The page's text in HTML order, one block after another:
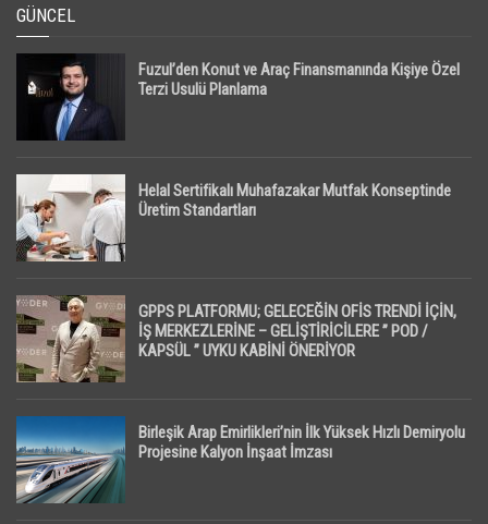
GÜNCEL
Fuzul’den Konut ve Araç Finansmanında Kişiye Özel
Terzi Usulü Planlama
Helal Sertifikalı Muhafazakar Mutfak Konseptinde
Üretim Standartları
GPPS PLATFORMU; GELECEĞİN OFİS TRENDİ İÇİN,
İŞ MERKEZLERİNE – GELİŞTİRİCİLERE ” POD /
KAPSÜL ” UYKU KABİNİ ÖNERİYOR
Birleşik Arap Emirlikleri’nin İlk Yüksek Hızlı Demiryolu
Projesine Kalyon İnşaat İmzası